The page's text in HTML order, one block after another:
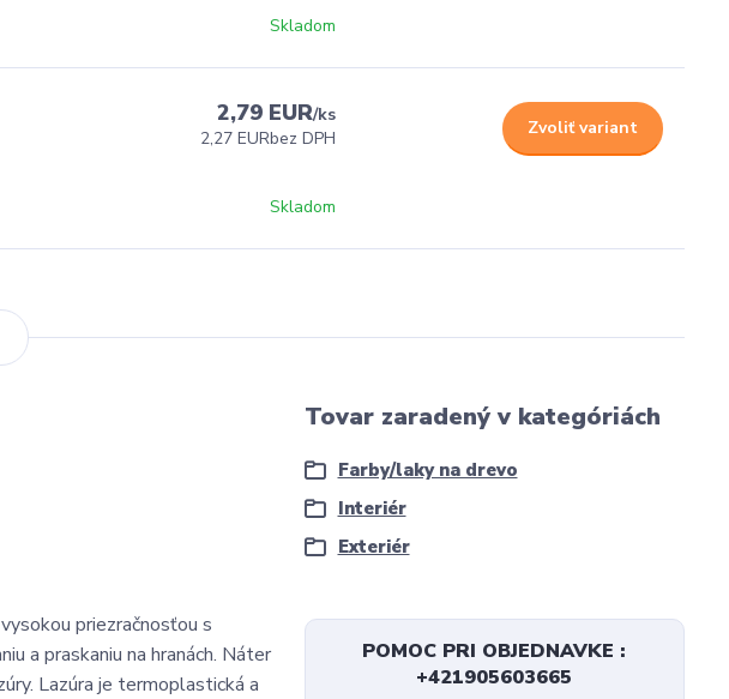
Skladom
2,79 EUR/ks
2,27 EURbez DPH
Skladom
Zvoliť variant
priezračnosťou s
a praskaniu na hranách. Náter
Lazúra je termoplastická a
Tovar zaradený v kategóriách
Farby/laky na drevo
Interiér
Exteriér
POMOC PRI OBJEDNAVKE :
+421905603665